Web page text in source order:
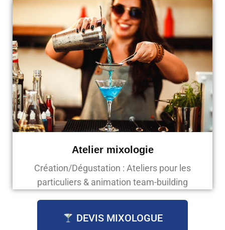
Atelier mixologie
Création/Dégustation : Ateliers pour les
particuliers & animation team-building
DEVIS MIXOLOGUE